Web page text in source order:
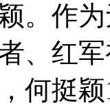
。作
、红
何挺